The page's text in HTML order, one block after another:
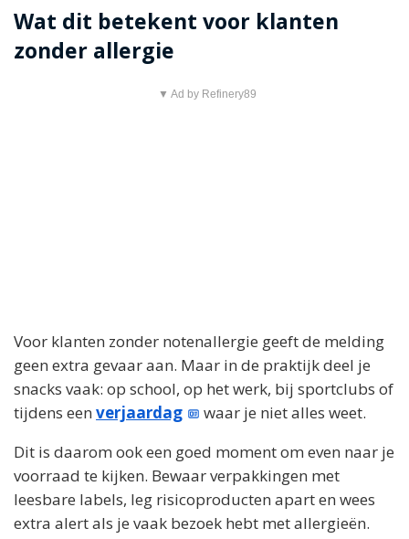
Wat dit betekent voor klanten
zonder allergie
▼ Ad by Refinery89
Voor klanten zonder notenallergie geeft de melding
geen extra gevaar aan. Maar in de praktijk deel je
snacks vaak: op school, op het werk, bij sportclubs of
tijdens een verjaardag
waar je niet alles weet.
Dit is daarom ook een goed moment om even naar je
voorraad te kijken. Bewaar verpakkingen met
leesbare labels, leg risicoproducten apart en wees
extra alert als je vaak bezoek hebt met allergieën.